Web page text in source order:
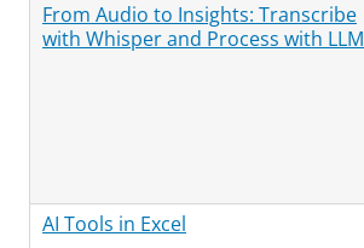
From Audio to Insights: Transcribe
with Whisper and Process with LLM
AI Tools in Excel